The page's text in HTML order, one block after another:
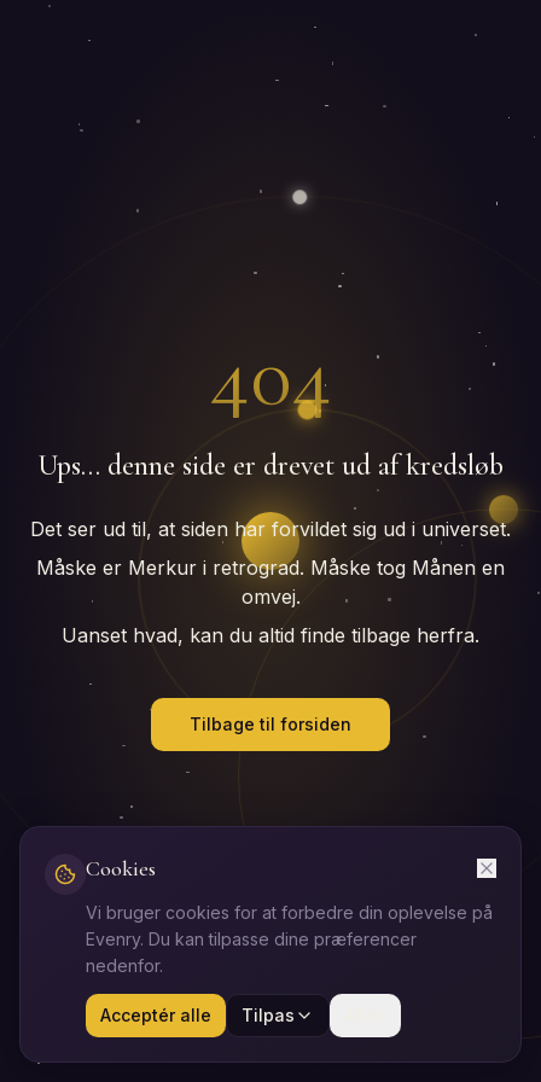
404
Ups… denne side er drevet ud af kredsløb
Det ser ud til, at siden har forvildet sig ud i universet.
Måske er Merkur i retrograd. Måske tog Månen en
omvej.
Uanset hvad, kan du altid finde tilbage herfra.
Tilbage til forsiden
Cookies
Vi bruger cookies for at forbedre din oplevelse på
Evenry. Du kan tilpasse dine præferencer
nedenfor.
Acceptér alle Tilpas